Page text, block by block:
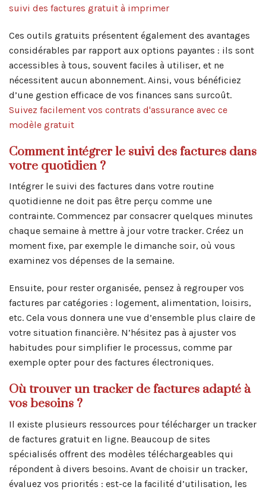
suivi des factures gratuit à imprimer
Ces outils gratuits présentent également des avantages
considérables par rapport aux options payantes : ils sont
accessibles à tous, souvent faciles à utiliser, et ne
nécessitent aucun abonnement. Ainsi, vous bénéficiez
d’une gestion efficace de vos finances sans surcoût.
Suivez facilement vos contrats d'assurance avec ce
modèle gratuit
Comment intégrer le suivi des factures dans
votre quotidien ?
Intégrer le suivi des factures dans votre routine
quotidienne ne doit pas être perçu comme une
contrainte. Commencez par consacrer quelques minutes
chaque semaine à mettre à jour votre tracker. Créez un
moment fixe, par exemple le dimanche soir, où vous
examinez vos dépenses de la semaine.
Ensuite, pour rester organisée, pensez à regrouper vos
factures par catégories : logement, alimentation, loisirs,
etc. Cela vous donnera une vue d’ensemble plus claire de
votre situation financière. N’hésitez pas à ajuster vos
habitudes pour simplifier le processus, comme par
exemple opter pour des factures électroniques.
Où trouver un tracker de factures adapté à
vos besoins ?
Il existe plusieurs ressources pour télécharger un tracker
de factures gratuit en ligne. Beaucoup de sites
spécialisés offrent des modèles téléchargeables qui
répondent à divers besoins. Avant de choisir un tracker,
évaluez vos priorités : est-ce la facilité d’utilisation, les